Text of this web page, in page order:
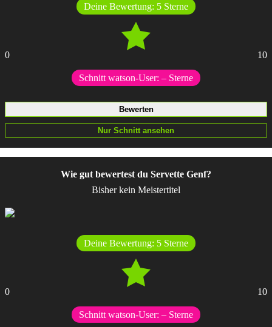
Deine Bewertung: 5 Sterne
0 10
Schnitt watson-User: – Sterne
Wie gut bewertest du Servette Genf?
Bisher kein Meistertitel
Deine Bewertung: 5 Sterne
0 10
Schnitt watson-User: – Sterne